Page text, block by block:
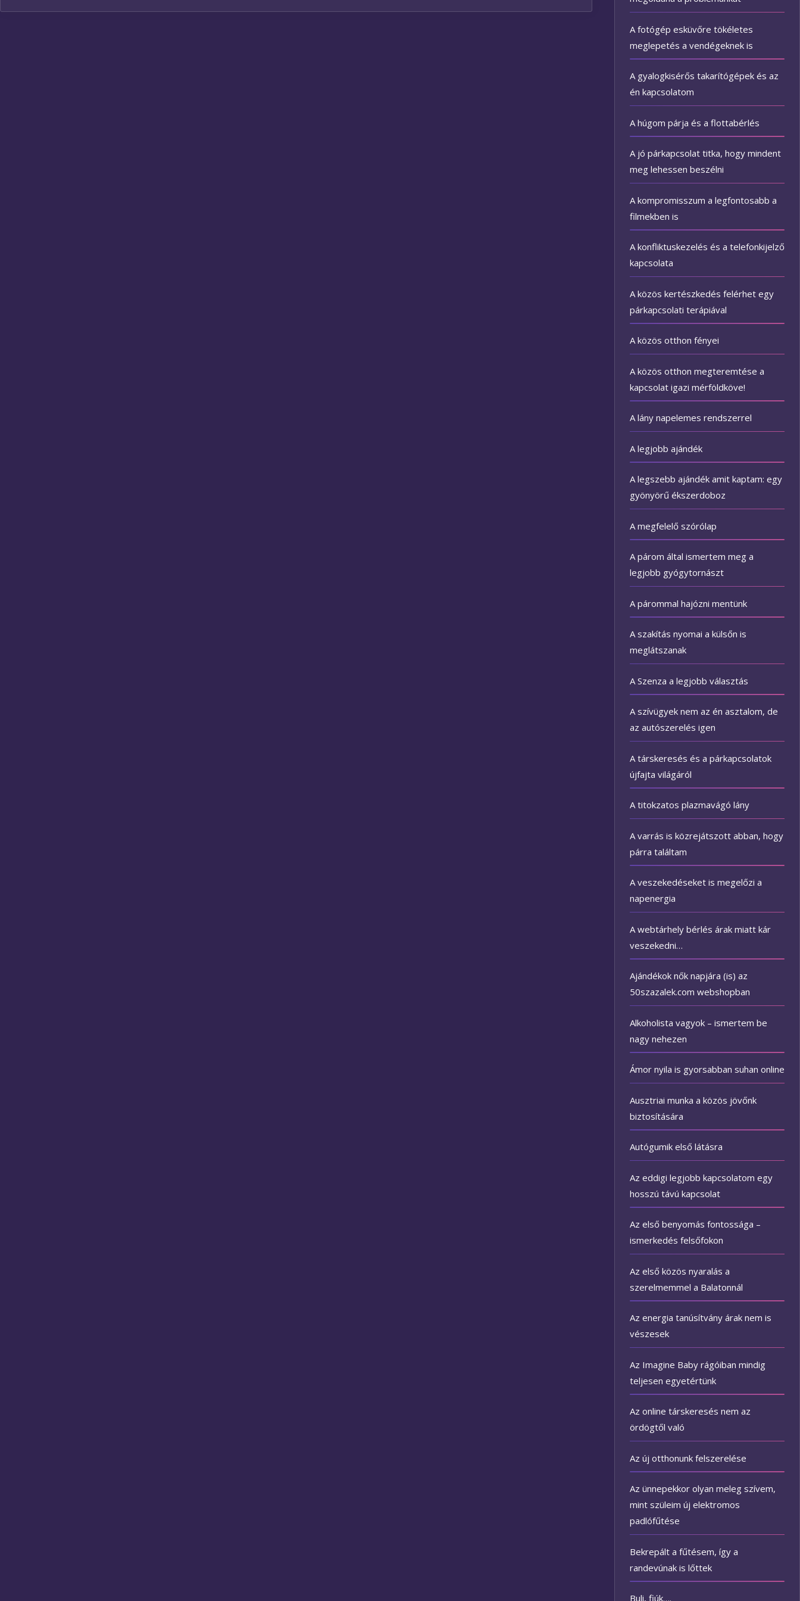
A fotógép esküvőre tökéletes
meglepetés a vendégeknek is
A gyalogkisérős takarítógépek és az
én kapcsolatom
A húgom párja és a flottabérlés
A jó párkapcsolat titka, hogy mindent
meg lehessen beszélni
A kompromisszum a legfontosabb a
filmekben is
A konfliktuskezelés és a telefonkijelző
kapcsolata
A közös kertészkedés felérhet egy
párkapcsolati terápiával
A közös otthon fényei
A közös otthon megteremtése a
kapcsolat igazi mérföldköve!
A lány napelemes rendszerrel
A legjobb ajándék
A legszebb ajándék amit kaptam: egy
gyönyörű ékszerdoboz
A megfelelő szórólap
A párom által ismertem meg a
legjobb gyógytornászt
A párommal hajózni mentünk
A szakítás nyomai a külsőn is
meglátszanak
A Szenza a legjobb választás
A szívügyek nem az én asztalom, de
az autószerelés igen
A társkeresés és a párkapcsolatok
újfajta világáról
A titokzatos plazmavágó lány
A varrás is közrejátszott abban, hogy
párra találtam
A veszekedéseket is megelőzi a
napenergia
A webtárhely bérlés árak miatt kár
veszekedni…
Ajándékok nők napjára (is) az
50szazalek.com webshopban
Alkoholista vagyok – ismertem be
nagy nehezen
Ámor nyila is gyorsabban suhan online
Ausztriai munka a közös jövőnk
biztosítására
Autógumik első látásra
Az eddigi legjobb kapcsolatom egy
hosszú távú kapcsolat
Az első benyomás fontossága –
ismerkedés felsőfokon
Az első közös nyaralás a
szerelmemmel a Balatonnál
Az energia tanúsítvány árak nem is
vészesek
Az Imagine Baby rágóiban mindig
teljesen egyetértünk
Az online társkeresés nem az
ördögtől való
Az új otthonunk felszerelése
Az ünnepekkor olyan meleg szívem,
mint szüleim új elektromos
padlófűtése
Bekrepált a fűtésem, így a
randevúnak is lőttek
Buli, fiúk….